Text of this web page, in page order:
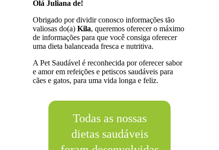
Olá Juliana de!
Obrigado por dividir conosco informações tão
valiosas do(a)Kila, queremos oferecer o máximo
de informações para que você consiga oferecer
uma dieta balanceada fresca e nutritiva.
A Pet Saudável é reconhecida por oferecer sabor
e amor em refeições e petiscos saudáveis para
cães e gatos, para uma vida longa e feliz.
Todas as nossas
dietas saudáveis